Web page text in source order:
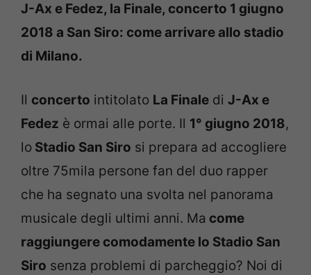
J-Ax e Fedez, la Finale, concerto 1 giugno
2018 a San Siro: come arrivare allo stadio
di Milano.
Il concerto intitolato La Finale di J-Ax e
Fedez è ormai alle porte. Il 1° giugno 2018,
lo Stadio San Siro si prepara ad accogliere
oltre 75mila persone fan del duo rapper
che ha segnato una svolta nel panorama
musicale degli ultimi anni. Ma come
raggiungere comodamente lo Stadio San
Siro senza problemi di parcheggio? Noi di